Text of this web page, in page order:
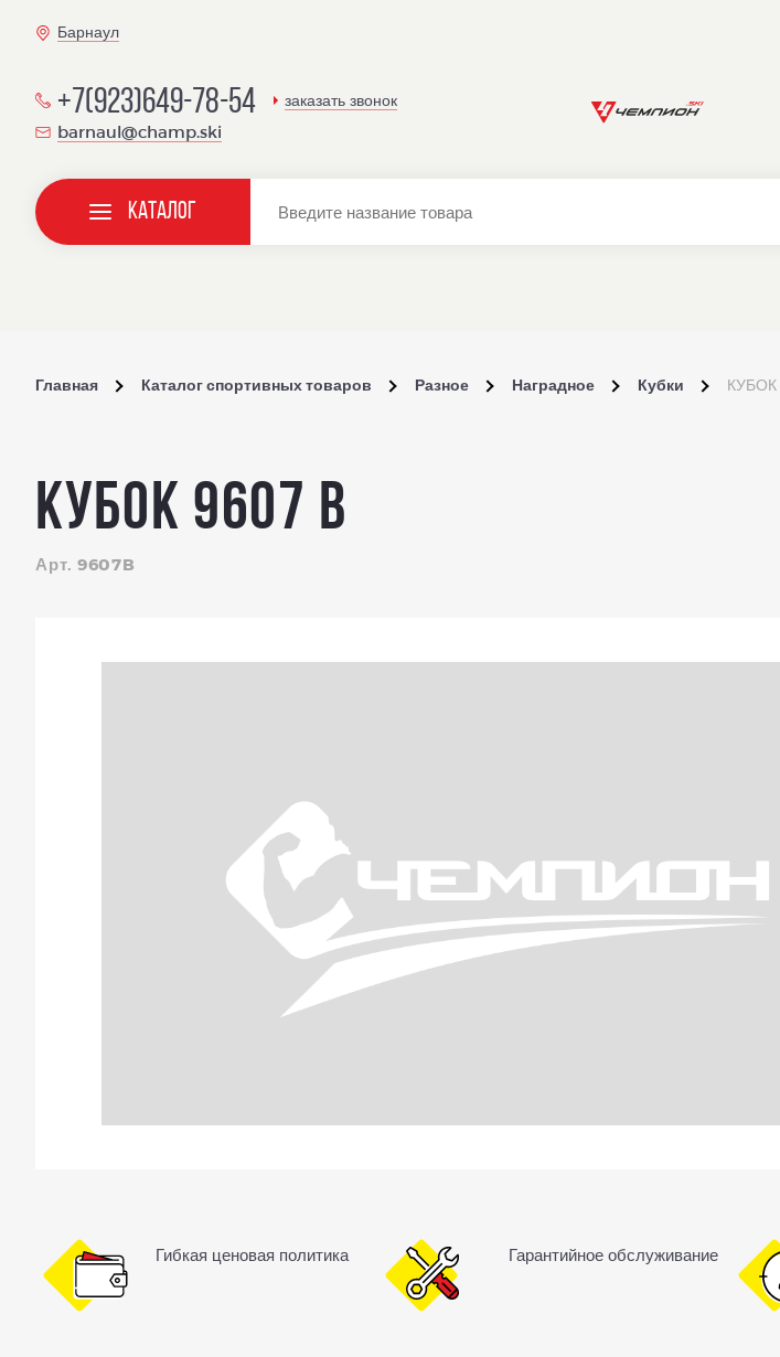
Барнаул
+7(923)649-78-54 заказать звонок
barnaul@champ.ski
Каталог
Главная Каталог спортивных товаров Разное Наградное Кубки КУБОК
КУБОК 9607 B
Арт. 9607B
Гибкая ценовая политика Гарантийное обслуживание